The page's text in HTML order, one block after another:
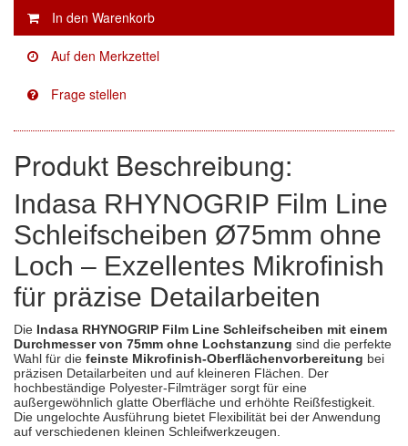
Indasa
KWASNY
Mirka
(1)
Novol
(3)
Prevost
(3)
Proma
(21)
Sia
Spectral
(5)
StarChem
(1)
Sundstrom
(4)
Troton
Produkt Beschreibung:
Indasa RHYNOGRIP Film Line
Schleifscheiben Ø75mm ohne
Loch – Exzellentes Mikrofinish
für präzise Detailarbeiten
Die Indasa RHYNOGRIP Film Line Schleifscheiben mit einem
Durchmesser von 75mm ohne Lochstanzung sind die perfekte
Wahl für die feinste Mikrofinish-Oberflächenvorbereitung bei
präzisen Detailarbeiten und auf kleineren Flächen. Der
hochbeständige Polyester-Filmträger sorgt für eine
außergewöhnlich glatte Oberfläche und erhöhte Reißfestigkeit.
Die ungelochte Ausführung bietet Flexibilität bei der Anwendung
auf verschiedenen kleinen Schleifwerkzeugen.